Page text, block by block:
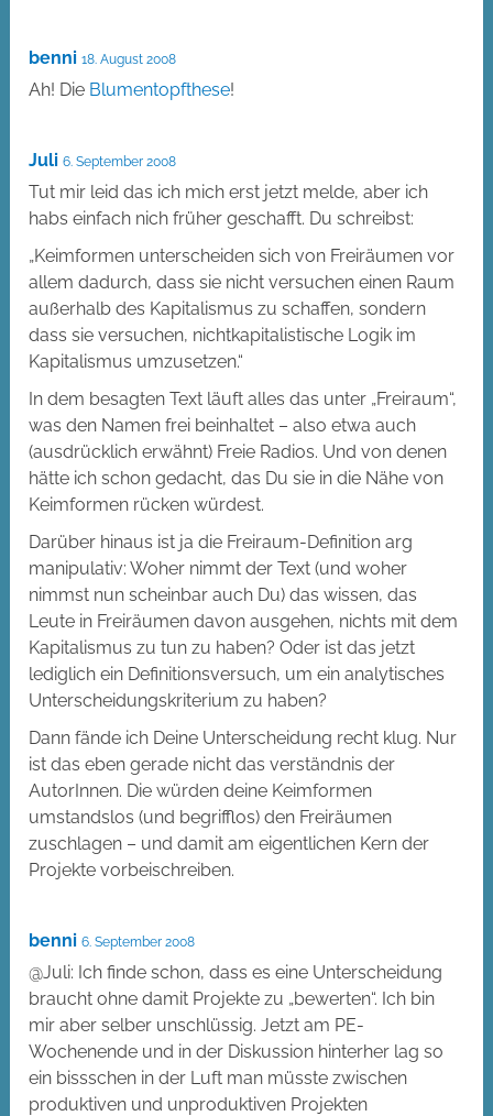
benni 18. August 2008
Ah! Die Blumentopfthese!
Juli 6. September 2008
Tut mir leid das ich mich erst jetzt melde, aber ich
habs einfach nich früher geschafft. Du schreibst:
„Keimformen unterscheiden sich von Freiräumen vor
allem dadurch, dass sie nicht versuchen einen Raum
außerhalb des Kapitalismus zu schaffen, sondern
dass sie versuchen, nichtkapitalistische Logik im
Kapitalismus umzusetzen.“
In dem besagten Text läuft alles das unter „Freiraum“,
was den Namen frei beinhaltet – also etwa auch
(ausdrücklich erwähnt) Freie Radios. Und von denen
hätte ich schon gedacht, das Du sie in die Nähe von
Keimformen rücken würdest.
Darüber hinaus ist ja die Freiraum-Definition arg
manipulativ: Woher nimmt der Text (und woher
nimmst nun scheinbar auch Du) das wissen, das
Leute in Freiräumen davon ausgehen, nichts mit dem
Kapitalismus zu tun zu haben? Oder ist das jetzt
lediglich ein Definitionsversuch, um ein analytisches
Unterscheidungskriterium zu haben?
Dann fände ich Deine Unterscheidung recht klug. Nur
ist das eben gerade nicht das verständnis der
AutorInnen. Die würden deine Keimformen
umstandslos (und begrifflos) den Freiräumen
zuschlagen – und damit am eigentlichen Kern der
Projekte vorbeischreiben.
benni 6. September 2008
@Juli: Ich finde schon, dass es eine Unterscheidung
braucht ohne damit Projekte zu „bewerten“. Ich bin
mir aber selber unschlüssig. Jetzt am PE-
Wochenende und in der Diskussion hinterher lag so
ein bissschen in der Luft man müsste zwischen
produktiven und unproduktiven Projekten